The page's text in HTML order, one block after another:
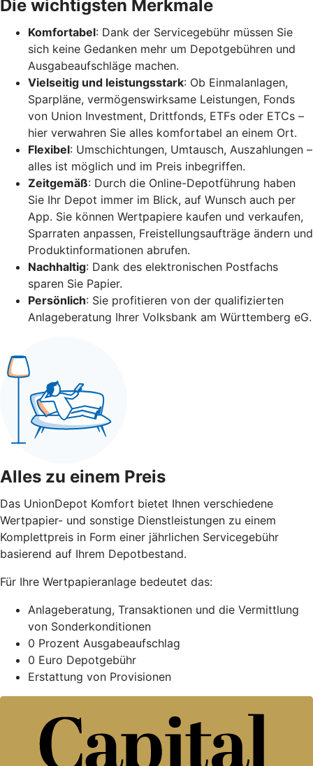
Die wichtigsten Merkmale
Komfortabel: Dank der Servicegebühr müssen Sie
sich keine Gedanken mehr um Depotgebühren und
Ausgabeaufschläge machen.
Vielseitig und leistungsstark: Ob Einmalanlagen,
Sparpläne, vermögenswirksame Leistungen, Fonds
von Union Investment, Drittfonds, ETFs oder ETCs –
hier verwahren Sie alles komfortabel an einem Ort.
Flexibel: Umschichtungen, Umtausch, Auszahlungen –
alles ist möglich und im Preis inbegriffen.
Zeitgemäß: Durch die Online-Depotführung haben
Sie Ihr Depot immer im Blick, auf Wunsch auch per
App. Sie können Wertpapiere kaufen und verkaufen,
Sparraten anpassen, Freistellungsaufträge ändern und
Produktinformationen abrufen.
Nachhaltig: Dank des elektronischen Postfachs
sparen Sie Papier.
Persönlich: Sie profitieren von der qualifizierten
Anlageberatung Ihrer Volksbank am Württemberg eG.
Alles zu einem Preis
Das UnionDepot Komfort bietet Ihnen verschiedene
Wertpapier- und sonstige Dienstleistungen zu einem
Komplettpreis in Form einer jährlichen Servicegebühr
basierend auf Ihrem Depotbestand.
Für Ihre Wertpapieranlage bedeutet das:
Anlageberatung, Transaktionen und die Vermittlung
von Sonderkonditionen
0 Prozent Ausgabeaufschlag
0 Euro Depotgebühr
Erstattung von Provisionen